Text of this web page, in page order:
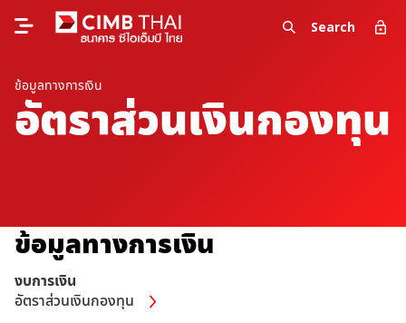
Search
ข้อมูลทางการเงิน
อัตราส่วนเงินกองทุน
ข้อมูลทางการเงิน
งบการเงิน
อัตราส่วนเงินกองทุน